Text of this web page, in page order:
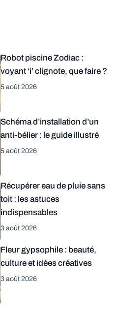
Robot piscine Zodiac :
voyant ‘i’ clignote, que faire ?
5 août 2026
Schéma d’installation d’un
anti-bélier : le guide illustré
5 août 2026
Récupérer eau de pluie sans
toit : les astuces
indispensables
3 août 2026
Fleur gypsophile : beauté,
culture et idées créatives
3 août 2026